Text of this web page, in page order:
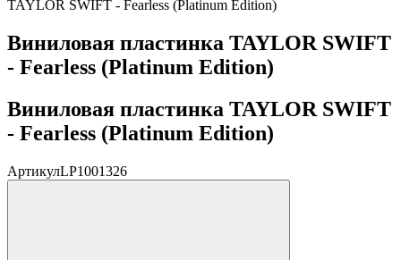
TAYLOR SWIFT - Fearless (Platinum Edition)
Виниловая пластинка TAYLOR SWIFT
- Fearless (Platinum Edition)
Виниловая пластинка TAYLOR SWIFT
- Fearless (Platinum Edition)
АртикулLP1001326